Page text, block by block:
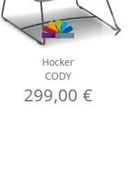
Hocker
CODY
299,00 €